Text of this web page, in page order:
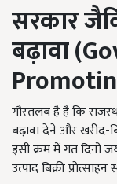
सरकार
बढ़ावा (
गौरतलब है है कि
बढ़ावा देने और खरीद-
इसी क्रम में गत दिनों
उत्पाद बिक्री